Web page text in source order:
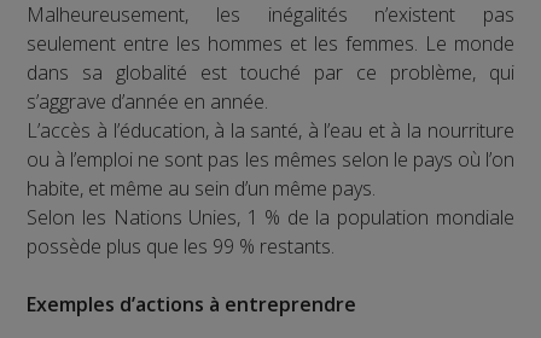
Malheureusement, les inégalités n’existent pas
seulement entre les hommes et les femmes. Le monde
dans sa globalité est touché par ce problème, qui
s’aggrave d’année en année.
L’accès à l’éducation, à la santé, à l’eau et à la nourriture
ou à l’emploi ne sont pas les mêmes selon le pays où l’on
habite, et même au sein d’un même pays.
Selon les Nations Unies, 1 % de la population mondiale
possède plus que les 99 % restants.
Exemples d’actions à entreprendre